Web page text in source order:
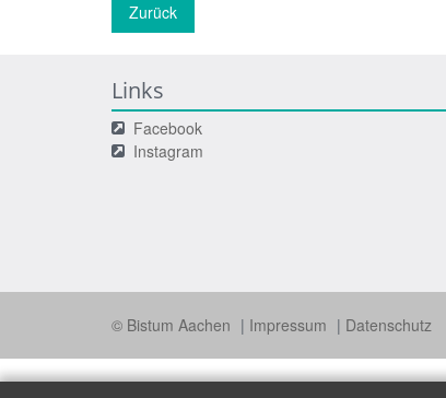
Zurück
Links
Facebook
Instagram
© Bistum Aachen Impressum Datenschutz